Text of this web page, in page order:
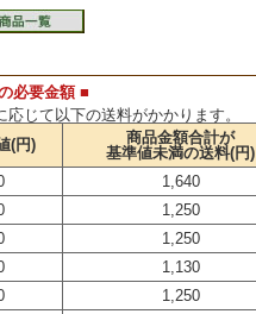
必要金額 ■
じて以下の送料がかかります。
(円)
商品金額合計が
基準値未満の送料(円)
1,640
1,250
1,250
1,130
1,250